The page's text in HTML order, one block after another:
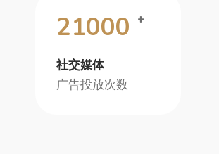
21000 +
社交媒体
广告投放次数